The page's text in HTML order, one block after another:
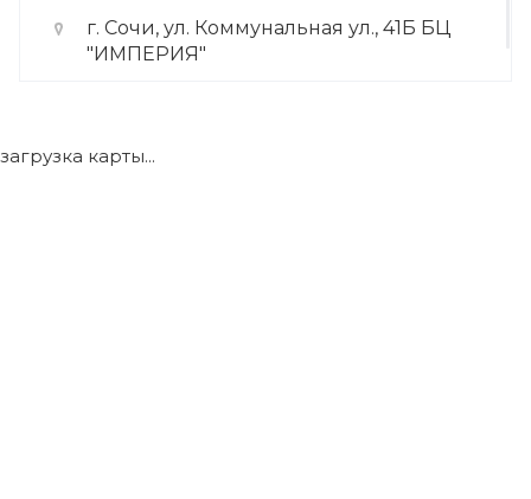
г. Сочи, ул. Коммунальная ул., 41Б БЦ
"ИМПЕРИЯ"
загрузка карты...